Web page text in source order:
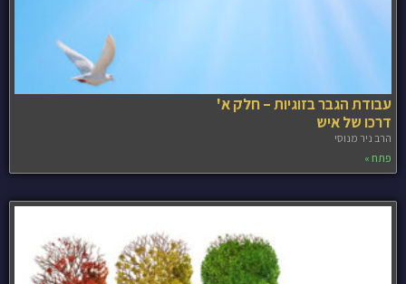
עבודת הגבר בזוגיות – חלק א'
דרכו של איש
הרב ניר מנוסי
פתח »